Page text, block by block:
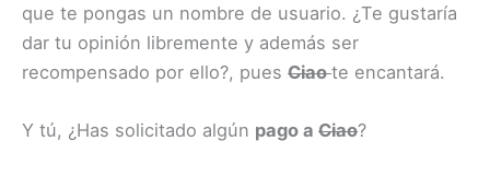
que te pongas un nombre de usuario. ¿Te gustaría
dar tu opinión libremente y además ser
recompensado por ello?, pues Ciaote encantará.
Y tú, ¿Has solicitado algún pago a Ciao?